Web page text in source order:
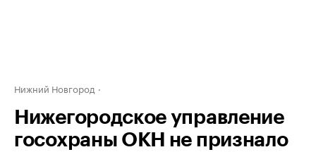
Нижний Новгород
Нижегородское управление
госохраны ОКН не признало